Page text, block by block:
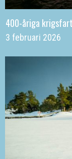
400-åriga
3 februari 2026